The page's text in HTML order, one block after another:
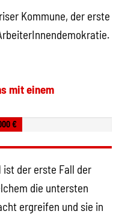
Kommune, der erste
mit einem
€
ist der erste Fall der
die untersten
ergreifen und sie in